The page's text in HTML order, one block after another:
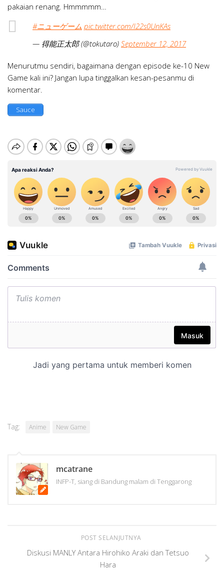
pakaian renang. Hmmmmm…
#ニューゲーム pic.twitter.com/I22s0UnKAs
— 得能正太郎 (@tokutaro) September 12, 2017
Menurutmu sendiri, bagaimana dengan episode ke-10 New
Game kali ini? Jangan lupa tinggalkan kesan-pesanmu di
komentar.
Sauce
Tag: Anime New Game
mcatrane
INFP-T, siang di Bandung malam di Tenggarong
POST SELANJUTNYA
Diskusi MANLY Antara Hirohiko Araki dan Tetsuo
Hara